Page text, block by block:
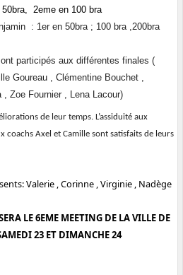
2eme en 100 bra
: 1er en 50bra ; 100 bra ,200bra
participés aux différentes finales (
Goureau , Clémentine Bouchet ,
, Zoe Fournier , Lena Lacour)
de leur temps. L’assiduité aux
coachs Axel et Camille sont satisfaits de leurs
Valerie , Corinne , Virginie , Nadège
LE 6EME MEETING DE LA VILLE DE
23 ET DIMANCHE 24